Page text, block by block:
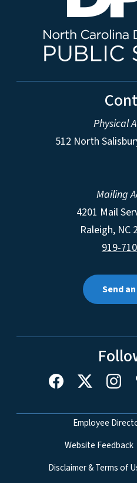
Physical
512 North
Mailing
4201 Mail
Raleigh, NC
919-
Send
Network Menu
Employee
Website Feedback
Disclaimer & Terms of